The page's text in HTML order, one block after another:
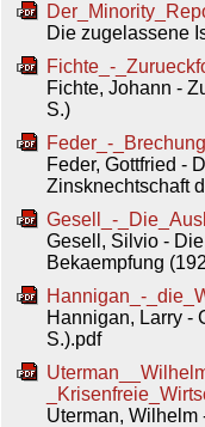
Die zugelassene
Fichte_-
Fichte, Johann -
S.)
Feder_-
Feder, Gottfried -
Zinsknechtschaft
Gesell_-
Gesell, Silvio -
Bekaempfung
Hannigan_-
Hannigan, Larry -
S.).pdf
Uterman, Wilhelm